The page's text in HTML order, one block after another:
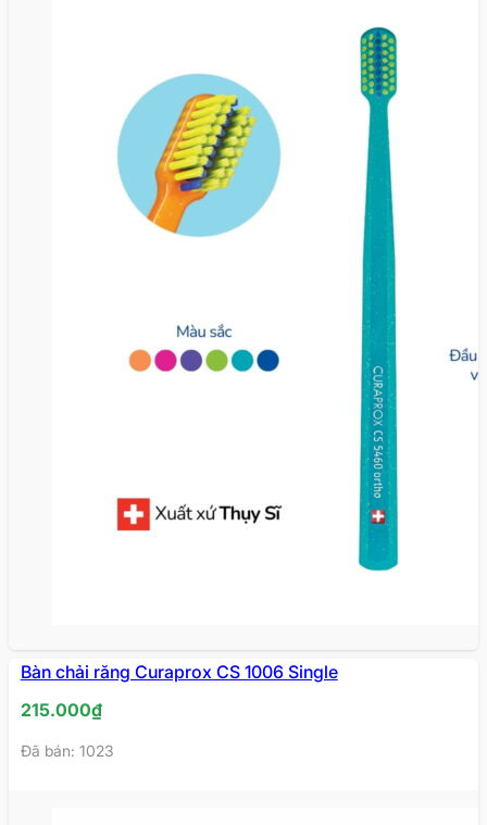
Bàn chải răng Curaprox CS 1006 Single
215.000₫
Đã bán: 1023